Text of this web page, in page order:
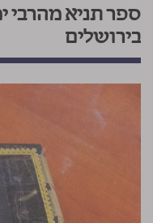
ספר תניא מהרבי
בירושלים